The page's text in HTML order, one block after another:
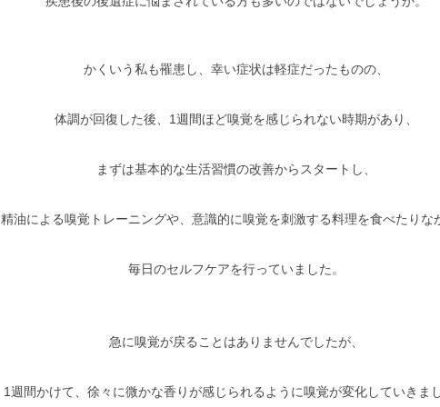
かくいう私も罹患し、幸い症状は軽症だったものの、
体調が回復した後、1週間ほど嗅覚を感じられない時期があり、
まずは基本的な生活習慣の改善からスタートし、
精油による嗅覚トレーニングや、意識的に嗅覚を刺激する料理を食べたりな
毎日のセルフケアを行っていました。
急に嗅覚が戻ることはありませんでしたが、
1週間かけて、徐々に微かな香りが感じられるように嗅覚が変化していきまし